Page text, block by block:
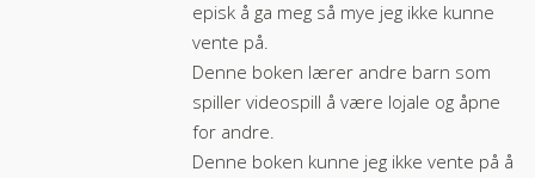
episk å ga meg så mye jeg ikke kunne
vente på.
Denne boken lærer andre barn som
spiller videospill å være lojale og åpne
for andre.
Denne boken kunne jeg ikke vente på å